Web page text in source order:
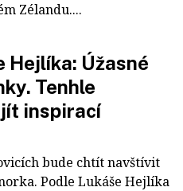
Zélandu....
Hejlíka: Úžasné
Tenhle
inspirací
bude chtít navštívit
Podle Lukáše Hejlíka